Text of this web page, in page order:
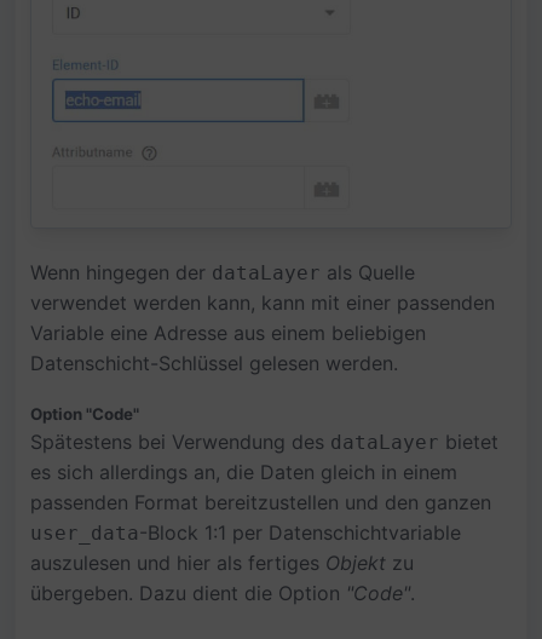
Wenn hingegen der dataLayer als Quelle
verwendet werden kann, kann mit einer passenden
Variable eine Adresse aus einem beliebigen
Datenschicht-Schlüssel gelesen werden.
Option "Code"
Spätestens bei Verwendung des dataLayer bietet
es sich allerdings an, die Daten gleich in einem
passenden Format bereitzustellen und den ganzen
user_data-Block 1:1 per Datenschichtvariable
auszulesen und hier als fertiges Objekt zu
übergeben. Dazu dient die Option "Code".